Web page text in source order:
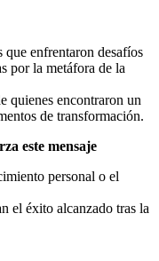
que enfrentaron desafíos
por la metáfora de la
quienes encontraron un
de transformación.
este mensaje
personal o el
el éxito alcanzado tras la